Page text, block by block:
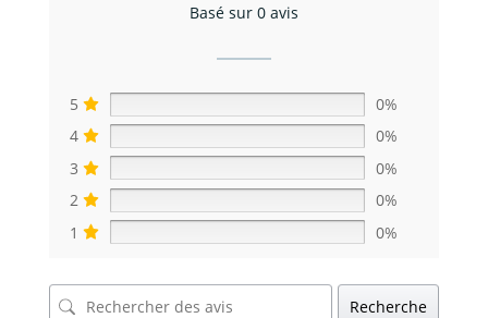
Basé sur 0 avis
5
0%
4
0%
3
0%
2
0%
1
0%
Recherche